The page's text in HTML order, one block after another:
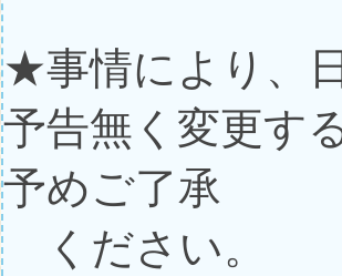
★事情により、
予告無く変更す
予めご了承
ください。